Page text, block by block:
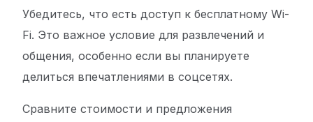
Убедитесь, что есть доступ к бесплатному Wi-
Fi. Это важное условие для развлечений и
общения, особенно если вы планируете
делиться впечатлениями в соцсетях.
Сравните стоимости и предложения